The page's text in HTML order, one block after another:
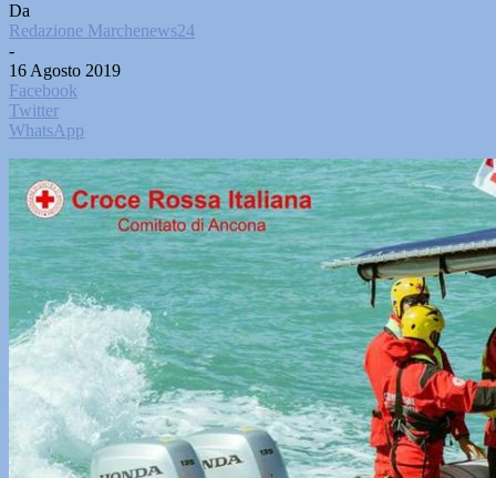
Da
Redazione Marchenews24
-
16 Agosto 2019
Facebook
Twitter
WhatsApp